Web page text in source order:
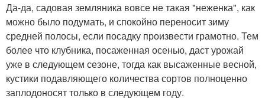
Да-да, садовая земляника вовсе не такая "неженка", как
можно было подумать, и спокойно переносит зиму
средней полосы, если посадку произвести грамотно. Тем
более что клубника, посаженная осенью, даст урожай
уже в следующем сезоне, тогда как высаженные весной,
кустики подавляющего количества сортов полноценно
заплодоносят только в следующем году.